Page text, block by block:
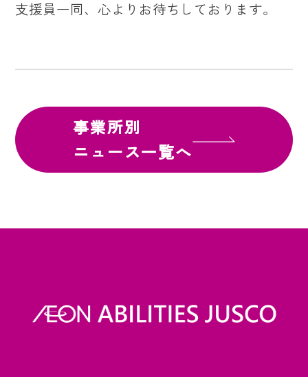
支援員一同、心よりお待ちしております。
事業所別
ニュース一覧へ